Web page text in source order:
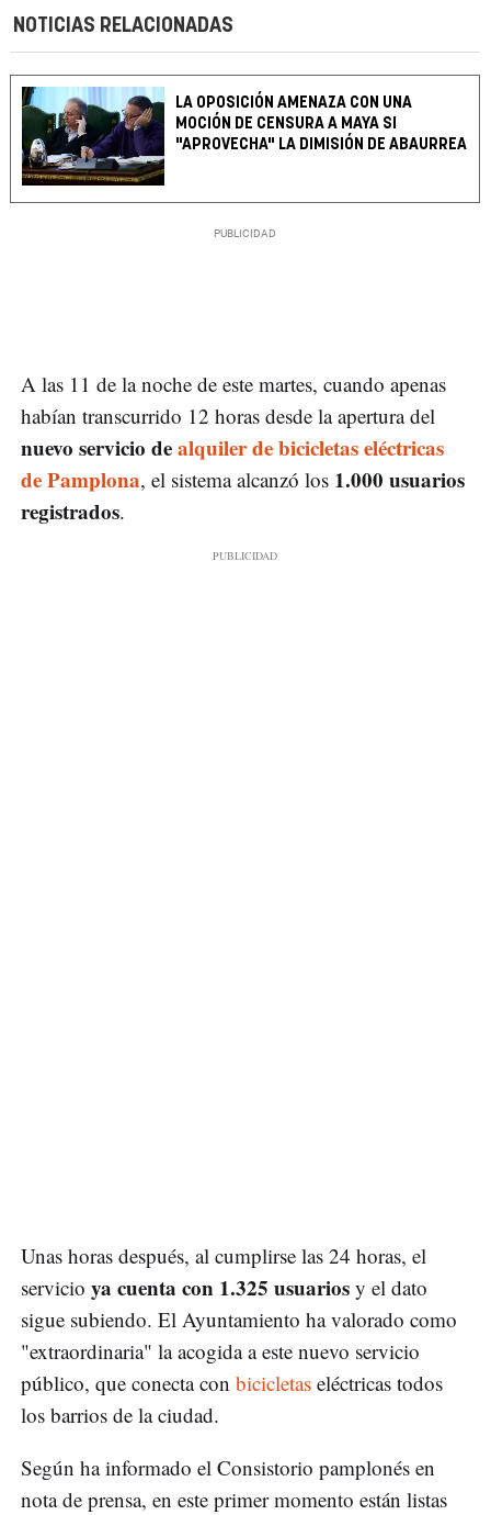
NOTICIAS RELACIONADAS
LA OPOSICIÓN AMENAZA CON UNA
MOCIÓN DE CENSURA A MAYA SI
"APROVECHA" LA DIMISIÓN DE ABAURREA
A las 11 de la noche de este martes, cuando apenas
habían transcurrido 12 horas desde la apertura del
nuevo servicio dealquiler de bicicletas eléctricas
de Pamplona, el sistema alcanzó los 1.000 usuarios
registrados.
Unas horas después, al cumplirse las 24 horas, el
servicio ya cuenta con 1.325 usuarios y el dato
sigue subiendo. El Ayuntamiento ha valorado como
"extraordinaria" la acogida a este nuevo servicio
público, que conecta con bicicletas eléctricas todos
los barrios de la ciudad.
Según ha informado el Consistorio pamplonés en
nota de prensa, en este primer momento están listas